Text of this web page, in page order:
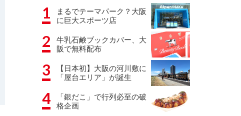
1
まるでテーマパーク？大阪
に巨大スポーツ店
2
牛乳石鹸ブックカバー、大
阪で無料配布
3
【日本初】大阪の河川敷に
「屋台エリア」が誕生
4
「銀だこ」で行列必至の破
格企画